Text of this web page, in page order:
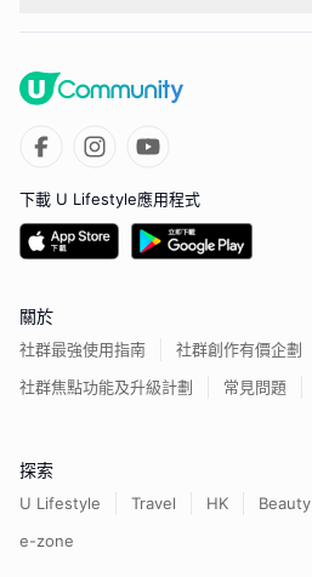
下載 U Lifestyle應用程式
關於
社群最強使用指南
社群創作有價企劃
社群焦點功能及升級計劃
常見問題
探索
U Lifestyle Travel HK Beauty
e-zone